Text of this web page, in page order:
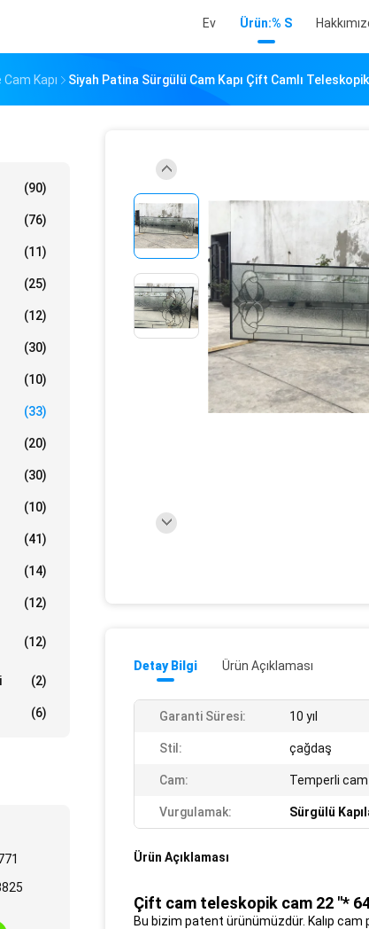
Ev Ürün:% S
Kapı Siyah Patina Sürgülü Cam Kapı Çift Camlı
(90)
(76)
(11)
(25)
(12)
(30)
(10)
(33)
(20)
(30)
(10)
(41)
(14)
(12)
(12)
(2)
(6)
Detay Bilgi Ürün Açıklaması
Garanti Süresi: 10 yıl
Stil: çağdaş
Cam: Temperli cam
Vurgulamak: Sürgülü
Ürün Açıklaması
Çift cam teleskopik cam 22 "*
Bu bizim patent ürünümüzdür. Kalıp cam